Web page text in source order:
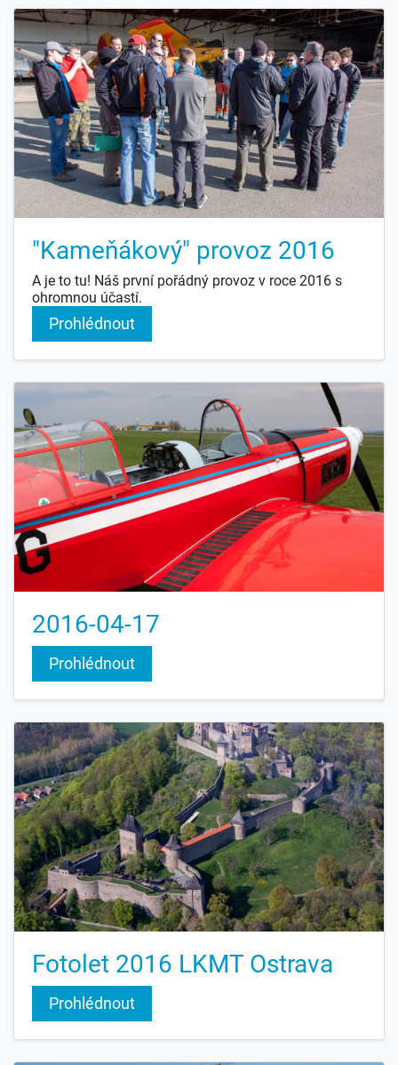
"Kameňákový" provoz 2016
A je to tu! Náš první pořádný provoz v roce 2016 s
ohromnou účastí.
Prohlédnout
2016-04-17
Prohlédnout
Fotolet 2016 LKMT Ostrava
Prohlédnout